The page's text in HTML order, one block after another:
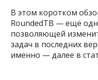
В этом коротком
RoundedTB — ещё
позволяющей
задач в последних
именно — далее в